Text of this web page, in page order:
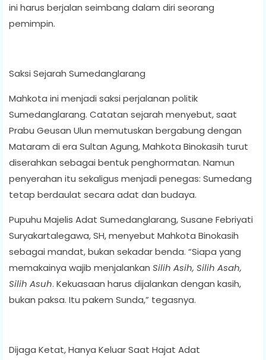
ini harus berjalan seimbang dalam diri seorang
pemimpin.
Saksi Sejarah Sumedanglarang
Mahkota ini menjadi saksi perjalanan politik
Sumedanglarang. Catatan sejarah menyebut, saat
Prabu Geusan Ulun memutuskan bergabung dengan
Mataram di era Sultan Agung, Mahkota Binokasih turut
diserahkan sebagai bentuk penghormatan. Namun
penyerahan itu sekaligus menjadi penegas: Sumedang
tetap berdaulat secara adat dan budaya.
Pupuhu Majelis Adat Sumedanglarang, Susane Febriyati
Suryakartalegawa, SH, menyebut Mahkota Binokasih
sebagai mandat, bukan sekadar benda. “Siapa yang
memakainya wajib menjalankan Silih Asih, Silih Asah,
Silih Asuh. Kekuasaan harus dijalankan dengan kasih,
bukan paksa. Itu pakem Sunda,” tegasnya.
Dijaga Ketat, Hanya Keluar Saat Hajat Adat